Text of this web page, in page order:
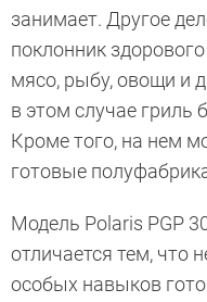
занимает. Другое
поклонник
мясо, рыбу, овощи и
в этом случае гриль
Кроме того, на нем
готовые
Модель Polaris PGP
отличается тем, что
особых навыков